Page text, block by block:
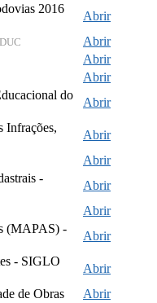
2016
Abrir
Abrir
Abrir
Abrir
do
Abrir
Infrações,
Abrir
Abrir
-
Abrir
Abrir
(MAPAS) -
Abrir
- SIGLO
Abrir
de Obras
Abrir